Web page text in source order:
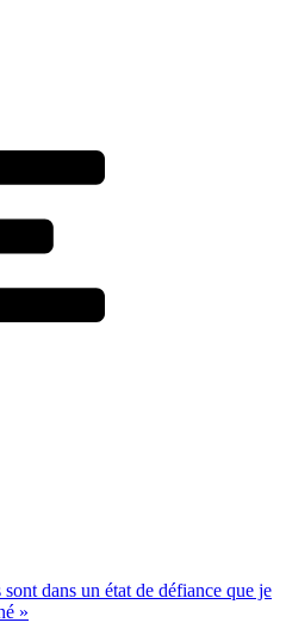
dans un état de défiance que je
»